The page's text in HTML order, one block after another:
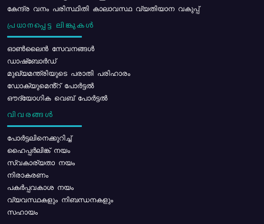
കേന്ദ്ര വനം പരിസ്ഥിതി കാലാവസ്ഥ വ്യതിയാന വകുപ്പ്
പ്രധാനപ്പെട്ട ലിങ്കുകൾ
ഓൺലൈൻ സേവനങ്ങൾ
ഡാഷ്ബോർഡ്
മുഖ്യമന്ത്രിയുടെ പരാതി പരിഹാരം
ഡോക്യുമെൻ്റ് പോർട്ടൽ
ഔദ്യോഗിക വെബ് പോർട്ടൽ
വിവരങ്ങൾ
പോര്‍ട്ടലിനെക്കുറിച്ച്
ഹൈപ്പർലിങ്ക് നയം
സ്വകാര്യതാ നയം
നിരാകരണം
പകർപ്പവകാശ നയം
വ്യവസ്ഥകളും നിബന്ധനകളും
സഹായം